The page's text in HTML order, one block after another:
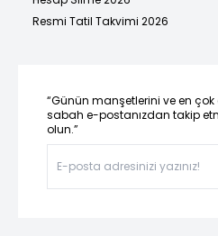
Resmi Tatil Takvimi 2026
“Günün manşetlerini ve en
sabah e-postanızdan takip
olun.”